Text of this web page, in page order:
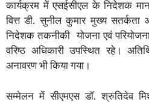
कार्यक्रम में एसईसीएल के निदेशक
वित्त डी. सुनील कुमार मुख्य सतर्कता
निदेशक तकनीकी योजना एवं
वरिष्ठ अधिकारी उपस्थित रहे।
अनावरण भी किया गया।
सम्मेलन में सीएमएस डॉ. श्रुतिदेव